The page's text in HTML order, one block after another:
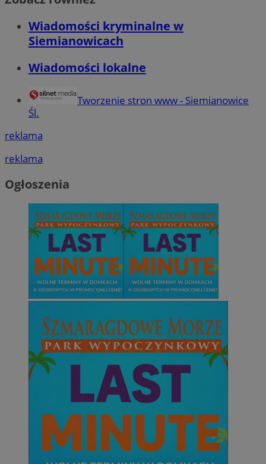
Wiadomości kryminalne w
Siemianowicach
Wiadomości lokalne
Tworzenie stron www - Siemianowice
Śl.
reklama
reklama
Ogłoszenia